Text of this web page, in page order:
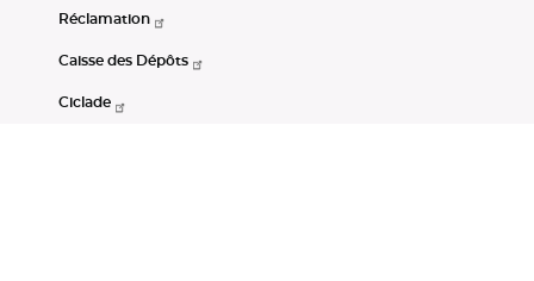
Réclamation
Caisse des Dépôts
Ciclade